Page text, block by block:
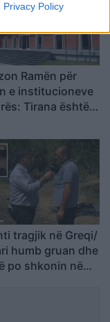
Privacy Policy
Ramën për
e institucioneve
Tirana është
Kombëtar
tragjik në Greqi/
humb gruan dhe
po shkonin në